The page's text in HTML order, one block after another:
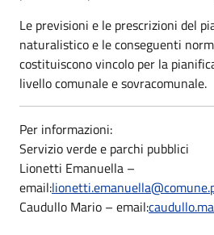
Le previsioni e le prescrizioni del
naturalistico e le conseguenti
costituiscono vincolo per la
livello comunale e sovracomunale.
Per informazioni:
Servizio verde e parchi pubblici
Lionetti Emanuella –
email:
Caudullo Mario – email: